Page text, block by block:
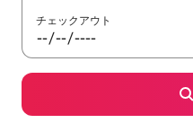
チェックアウト